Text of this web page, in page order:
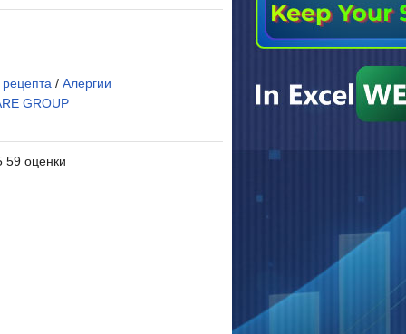
рецепта /Алергии
GROUP
59 оценки